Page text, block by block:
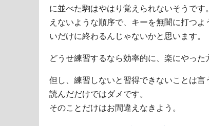
に並べた駒はやはり覚えられないそうで
えないような順序で、キーを無闇に打つ
いだけに終わるんじゃないかと思います。
どうせ練習するなら効率的に、楽にやった
但し、練習しないと習得できないことは言
読んだだけではダメです。
そのことだけはお間違えなきよう。